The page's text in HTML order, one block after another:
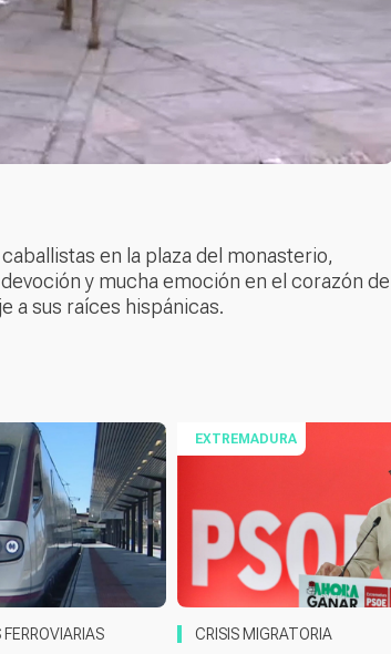
en la plaza del monasterio,
y mucha emoción en el corazón de
a sus raíces hispánicas.
EXTREMADURA
CRISIS MIGRATORIA